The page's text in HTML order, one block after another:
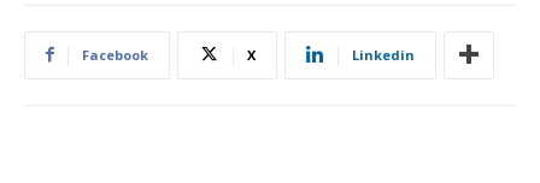
Facebook X Linkedin